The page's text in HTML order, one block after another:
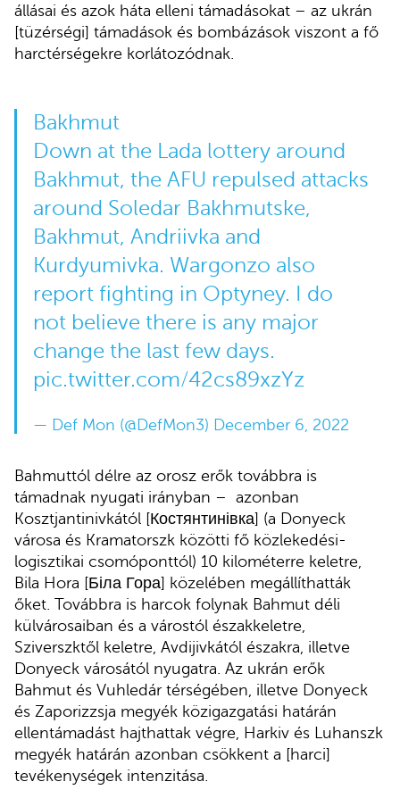
állásai és azok háta elleni támadásokat – az ukrán
[tüzérségi] támadások és bombázások viszont a fő
harctérségekre korlátozódnak.
Bakhmut
Down at the Lada lottery around
Bakhmut, the AFU repulsed attacks
around Soledar Bakhmutske,
Bakhmut, Andriivka and
Kurdyumivka. Wargonzo also
report fighting in Optyney. I do
not believe there is any major
change the last few days.
pic.twitter.com/42cs89xzYz
— Def Mon (@DefMon3) December 6, 2022
Bahmuttól délre az orosz erők továbbra is
támadnak nyugati irányban – azonban
Kosztjantinivkától [Костянтинівка] (a Donyeck
városa és Kramatorszk közötti fő közlekedési-
logisztikai csomóponttól) 10 kilométerre keletre,
Bila Hora [Біла Гора] közelében megállíthatták
őket. Továbbra is harcok folynak Bahmut déli
külvárosaiban és a várostól északkeletre,
Sziverszktől keletre, Avdijivkától északra, illetve
Donyeck városától nyugatra. Az ukrán erők
Bahmut és Vuhledár térségében, illetve Donyeck
és Zaporizzsja megyék közigazgatási határán
ellentámadást hajthattak végre, Harkiv és Luhanszk
megyék határán azonban csökkent a [harci]
tevékenységek intenzitása.